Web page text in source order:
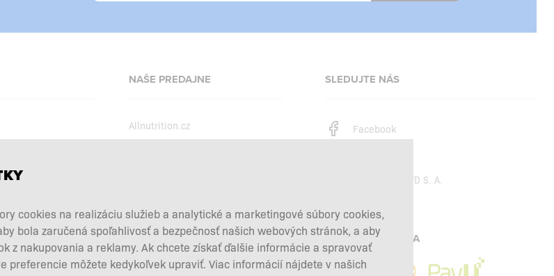
NAŠE PREDAJNE
Allnutrition.cz
Allnutrition.co.uk
Allnutrition.de
SLEDUJTE NÁS
Facebook
SFD S. A.
PLATBY SPRACÚVA
cookies na realizáciu služieb a analytické a marketingové súbory cookies,
bola zaručená spoľahlivosť a bezpečnosť našich webových stránok, a aby
z nakupovania a reklamy. Ak chcete získať ďalšie informácie a spravovať
preferencie môžete kedykoľvek upraviť. Viac informácií nájdete v našich